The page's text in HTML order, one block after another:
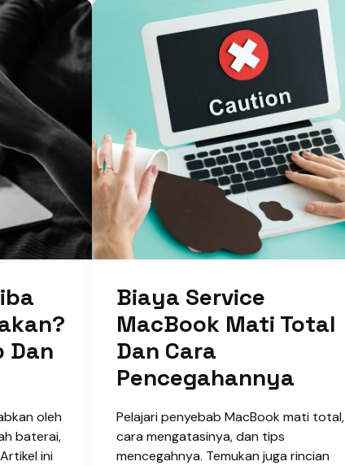
Dan
oleh
baterai,
ini
Biaya Service
MacBook Mati Total
Dan Cara
Pencegahannya
Pelajari penyebab MacBook mati total,
cara mengatasinya, dan tips
mencegahnya. Temukan juga rincian